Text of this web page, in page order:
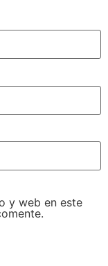
y web en este